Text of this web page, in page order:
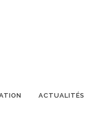
ACTUALITÉS